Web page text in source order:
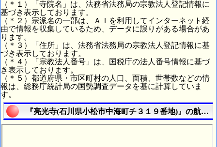
（＊１）「寺院名」は、法務省法務局の宗教法人登記情報に
基づき表示しております。
（＊２）宗派名の一部は、ＡＩを利用してインターネット経
由で情報を収集しているため、データに誤りがある場合があ
ります。
（＊３）「住所」は、法務省法務局の宗教法人登記情報に基
づき表示しております。
（＊４）「宗教法人番号」は、国税庁の法人番号情報に基づ
き表示しております。
（＊５）都道府県・市区町村の人口、面積、世帯数などの情
報は、総務庁統計局の国勢調査データを基に計算していま
す。
『亮光寺(石川県小松市中海町チ３１９番地)』の航空